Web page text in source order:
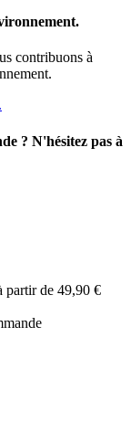
contribuons à
? N'hésitez pas à
partir de 49,90 €